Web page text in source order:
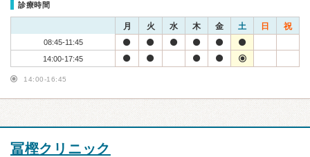
診療時間
月 火 水 木 金 土 日 祝
08:45-11:45
14:00-17:45
14:00-16:45
冨樫クリニック